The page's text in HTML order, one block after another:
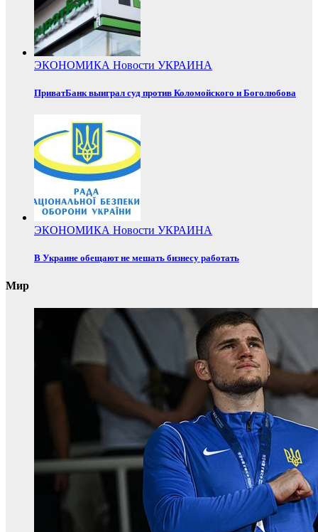
ЭКОНОМИКА Новости УКРАИНА
ПриватБанк выиграл суд против Коломойского и Боголюбова
ЭКОНОМИКА Новости УКРАИНА
В Украине обещают не мешать бизнесу работать
Мир